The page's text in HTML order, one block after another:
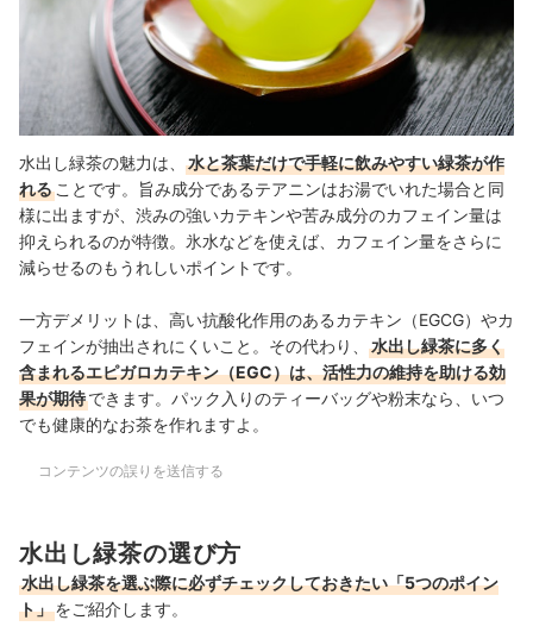
水出し緑茶の魅力は、
水と茶葉だけで手軽に飲みやすい緑茶が作
れる ことです。旨み成分であるテアニンはお湯でいれた場合と同
様に出ますが、 渋みの強いカテキンや苦み成分のカフェイン量は
抑えられるのが特徴。 氷水などを使えば、カフェイン量をさらに
減らせるのもうれしいポイントです。
一方デメリットは、高い抗酸化作用のあるカテキン（EGCG）やカ
フェインが抽出されにくいこと。その代わり、
水出し緑茶に多く
含まれるエピガロカテキン（EGC）は、活性力の維持を助ける効
果が期待できます。パック入りのティーバッグや粉末なら、いつ
でも健康的なお茶を作れますよ。
コンテンツの誤りを送信する
水出し緑茶の選び方
水出し緑茶を選ぶ際に必ずチェックしておきたい「5つのポイン
ト」をご紹介します。